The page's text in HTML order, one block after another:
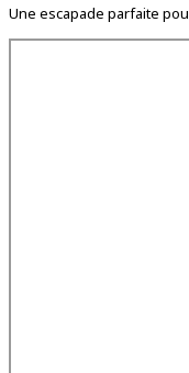
Une escapade parfaite